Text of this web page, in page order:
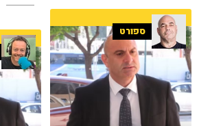
ספורט